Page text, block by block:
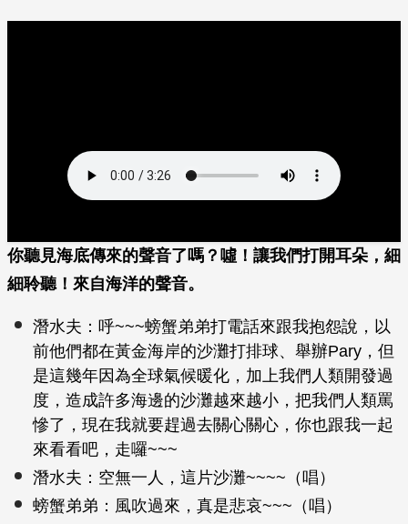
你聽見海底傳來的聲音了嗎？噓！讓我們打開耳朵，細
細聆聽！來自海洋的聲音。
潛水夫：呼~~~螃蟹弟弟打電話來跟我抱怨說，以
前他們都在黃金海岸的沙灘打排球、舉辦Pary，但
是這幾年因為全球氣候暖化，加上我們人類開發過
度，造成許多海邊的沙灘越來越小，把我們人類罵
慘了，現在我就要趕過去關心關心，你也跟我一起
來看看吧，走囉~~~
潛水夫：空無一人，這片沙灘~~~~（唱）
螃蟹弟弟：風吹過來，真是悲哀~~~（唱）